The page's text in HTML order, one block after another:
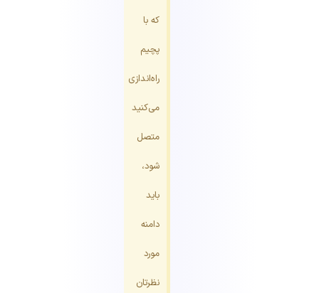
که با
پچیم
راه‌اندازی
می‌کنید
متصل
شود،
باید
دامنه
مورد
نظرتان